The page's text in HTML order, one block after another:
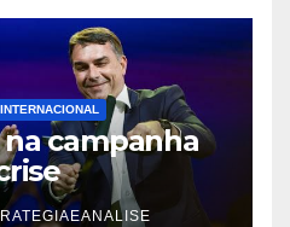
campanha